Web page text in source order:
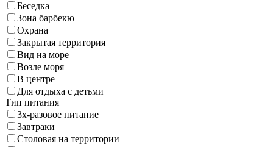
Беседка
Зона барбекю
Охрана
Закрытая территория
Вид на море
Возле моря
В центре
Для отдыха с детьми
Тип питания
3х-разовое питание
Завтраки
Столовая на территории